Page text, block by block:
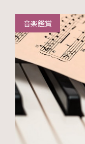
音楽鑑賞